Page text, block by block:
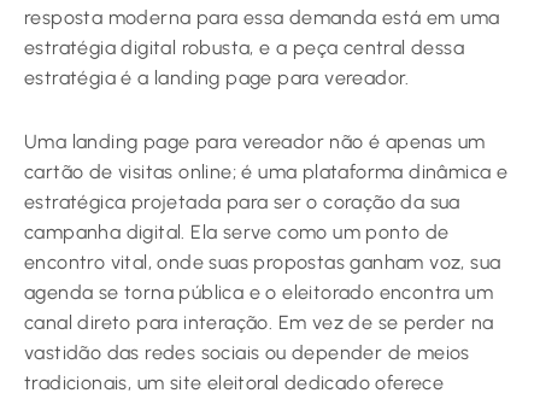
resposta moderna para essa demanda está em uma
estratégia digital robusta, e a peça central dessa
estratégia é a landing page para vereador.
Uma landing page para vereador não é apenas um
cartão de visitas online; é uma plataforma dinâmica e
estratégica projetada para ser o coração da sua
campanha digital. Ela serve como um ponto de
encontro vital, onde suas propostas ganham voz, sua
agenda se torna pública e o eleitorado encontra um
canal direto para interação. Em vez de se perder na
vastidão das redes sociais ou depender de meios
tradicionais, um site eleitoral dedicado oferece